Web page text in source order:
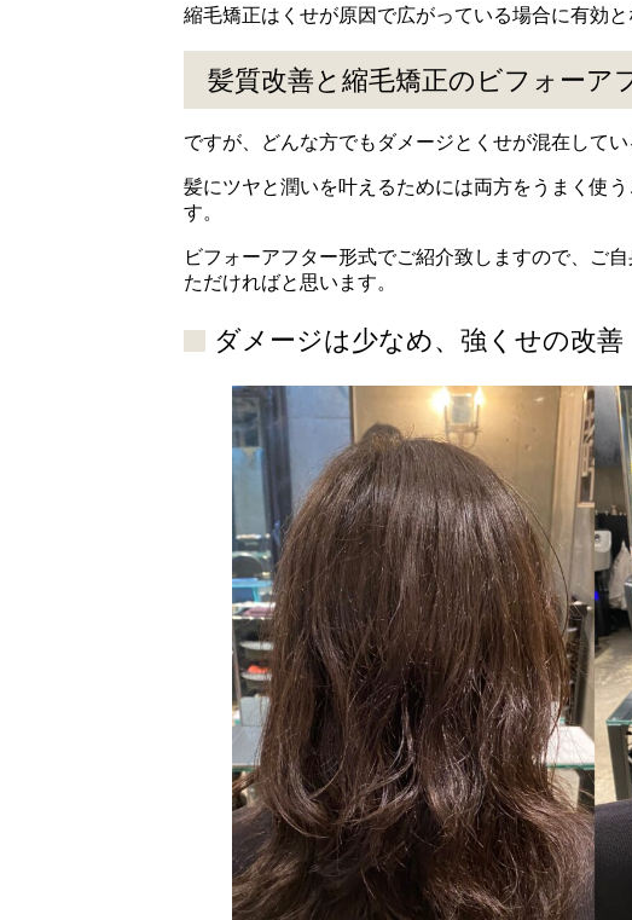
縮毛矯正はくせが原因で広がっている場合に有効と
髪質改善と縮毛矯正のビフォーア
ですが、どんな方でもダメージとくせが混在してい
髪にツヤと潤いを叶えるためには両方をうまく使
す。
ビフォーアフター形式でご紹介致しますので、ご
ただければと思います。
ダメージは少なめ、強くせの改善